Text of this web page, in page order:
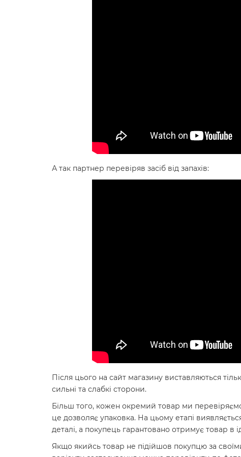
А так партнер перевіряв засіб від запахів:
Після цього на сайт магазину виставляються
сильні та слабкі сторони.
Більш того, кожен окремий товар ми
це дозволяє упаковка. На цьому етапі
деталі, а покупець гарантовано отримує товар в
Якщо якийсь товар не підійшов покупцю за